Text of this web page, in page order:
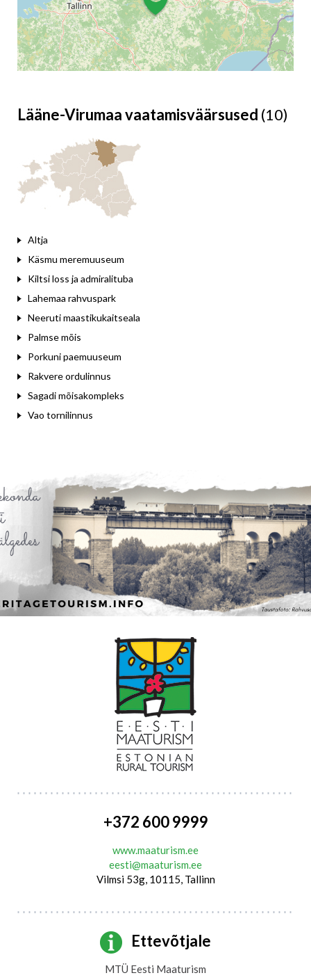
Lääne-Virumaa vaatamisväärsused (10)
Altja
Käsmu meremuuseum
Kiltsi loss ja admiralituba
Lahemaa rahvuspark
Neeruti maastikukaitseala
Palmse mõis
Porkuni paemuuseum
Rakvere ordulinnus
Sagadi mõisakompleks
Vao tornilinnus
+372 600 9999
www.maaturism.ee
eesti@maaturism.ee
Vilmsi 53g, 10115, Tallinn
Ettevõtjale
MTÜ Eesti Maaturism